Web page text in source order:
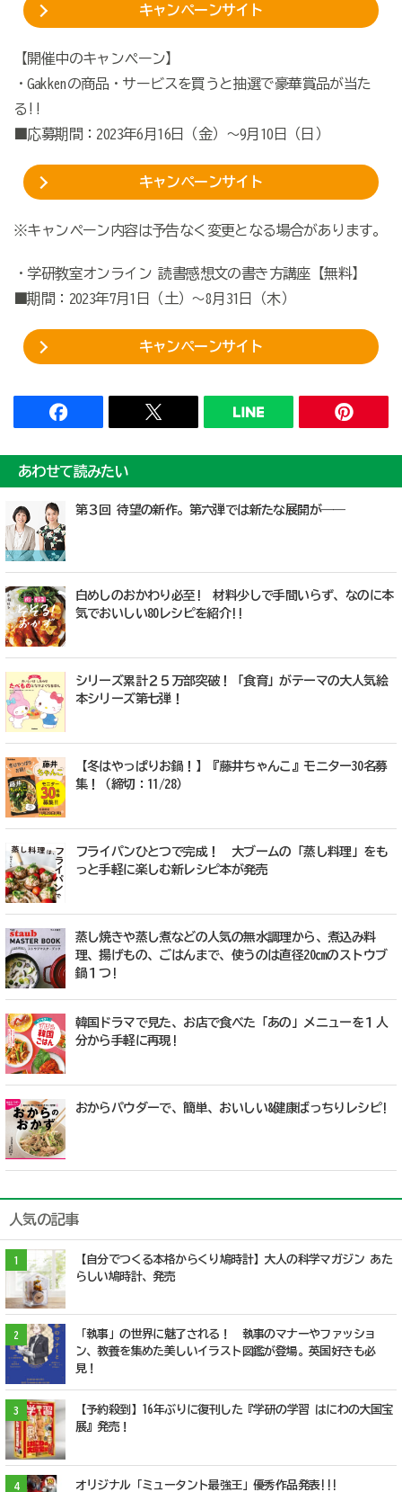
キャンペーンサイト
【開催中のキャンペーン】
・Gakkenの商品・サービスを買うと抽選で豪華賞品が当た
る!!
■応募期間：2023年6月16日（金）～9月10日（日）
キャンペーンサイト
※キャンペーン内容は予告なく変更となる場合があります。
・学研教室オンライン 読書感想文の書き方講座【無料】
■期間：2023年7月1日（土）～8月31日（木）
キャンペーンサイト
あわせて読みたい
第３回 待望の新作。第六弾では新たな展開が――
白めしのおかわり必至! 材料少しで手間いらず、なのに本
気でおいしい80レシピを紹介!!
シリーズ累計２５万部突破！「食育」がテーマの大人気絵
本シリーズ第七弾！
【冬はやっぱりお鍋！】『藤井ちゃんこ』モニター30名募
集！（締切：11/28）
フライパンひとつで完成！ 大ブームの「蒸し料理」をも
っと手軽に楽しむ新レシピ本が発売
蒸し焼きや蒸し煮などの人気の無水調理から、煮込み料
理、揚げもの、ごはんまで、使うのは直径20㎝のストウブ
鍋１つ!
韓国ドラマで見た、お店で食べた「あの」メニューを１人
分から手軽に再現!
おからパウダーで、簡単、おいしい&健康ばっちりレシピ!
人気の記事
1
【自分でつくる本格からくり鳩時計】大人の科学マガジン あた
らしい鳩時計、発売
2
「執事」の世界に魅了される！ 執事のマナーやファッショ
ン、教養を集めた美しいイラスト図鑑が登場。英国好きも必
見！
3
【予約殺到】16年ぶりに復刊した『学研の学習 はにわの大国宝
展』発売！
4 オリジナル「ミュータント最強王」優秀作品発表!!!